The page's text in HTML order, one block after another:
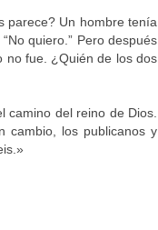
parece? Un hombre tenía
quiero.” Pero después
no fue. ¿Quién de los dos
camino del reino de Dios.
cambio, los publicanos y